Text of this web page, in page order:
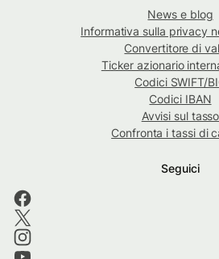
News e blog
Informativa sulla privacy
Convertitore di
Ticker azionario
Codici SWIFT/
Codici IBAN
Avvisi sul tasso
Confronta i tassi di
Seguici